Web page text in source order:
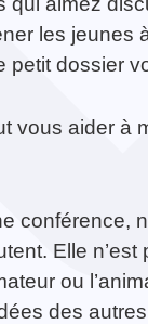
les jeunes
petit dossier
vous aider à
conférence,
Elle
ou
des